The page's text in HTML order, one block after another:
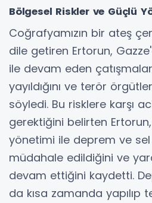
Bölgesel Riskler ve Güçlü
Coğrafyamızın bir ateş
dile getiren Ertorun,
ile devam eden
yayıldığını ve terör
söyledi. Bu risklere karşı
gerektiğini belirten
yönetimi ile deprem ve sel
müdahale edildiğini ve
devam ettiğini kaydetti.
da kısa zamanda yapılıp